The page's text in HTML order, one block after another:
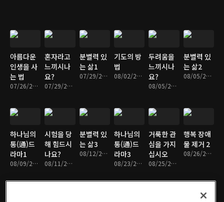
아름다운
인생을 사
는 법
07/26/2013 • 33분
혼자라고
느끼시나
요?
07/29/2013 • 34분
분별력 있
는 삶1
07/29/2013 • 32분
기도의 방
법
08/02/2013 • 32분
두려움을
느끼시나
요?
08/05/2013 • 33분
분별력 있
는 삶2
08/05/2013 • 33분
하나님의
통(通)드
라마1
08/09/2013 • 33분
시험을 당
해 힘드시
나요?
08/11/2013 • 34분
분별력 있
는 삶3
08/12/2013 • 33분
하나님의
통(通)드
라마3
08/23/2013 • 34분
거룩한 관
심을 가지
십시오
08/25/2013 • 34분
행복 장애
물 제거 2
08/26/2013 • 34분